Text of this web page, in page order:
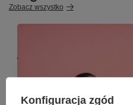
Zobacz wszystko
Konfiguracja zgód